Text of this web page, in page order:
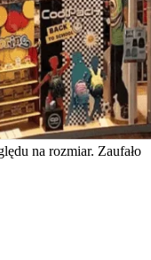
na rozmiar. Zaufało